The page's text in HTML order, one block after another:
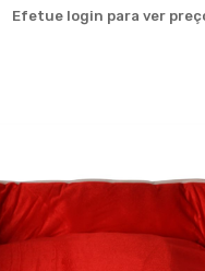
Efetue login para ver